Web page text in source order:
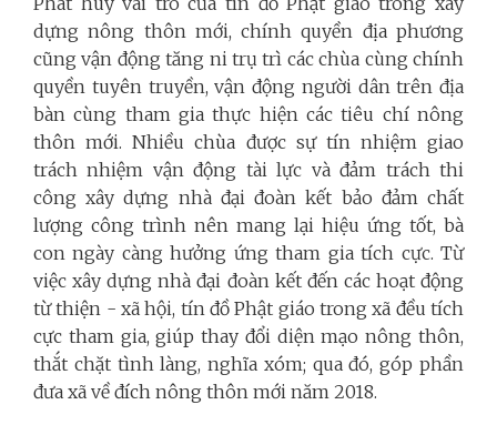
dựng nông thôn mới, chính quyền địa phương
cũng vận động tăng ni trụ trì các chùa cùng chính
quyền tuyên truyền, vận động người dân trên địa
bàn cùng tham gia thực hiện các tiêu chí nông
thôn mới. Nhiều chùa được sự tín nhiệm giao
trách nhiệm vận động tài lực và đảm trách thi
công xây dựng nhà đại đoàn kết bảo đảm chất
lượng công trình nên mang lại hiệu ứng tốt, bà
con ngày càng hưởng ứng tham gia tích cực. Từ
việc xây dựng nhà đại đoàn kết đến các hoạt động
từ thiện - xã hội, tín đồ Phật giáo trong xã đều tích
cực tham gia, giúp thay đổi diện mạo nông thôn,
thắt chặt tình làng, nghĩa xóm; qua đó, góp phần
đưa xã về đích nông thôn mới năm 2018.